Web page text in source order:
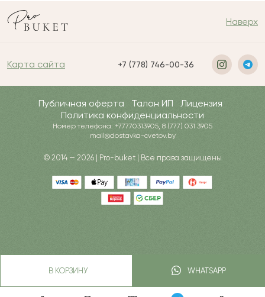
В КОРЗИНУ WHATSAPP
Наверх
Карта сайта +7 (778) 746-00-36
Публичная оферта Талон ИП
Лицензия
Политика конфиденциальности
Номер телефона: +77770313905, 8 (777) 031 3905
mail@dostavka-cvetov.by
© 2014 — 2026 | Pro-buket | Все права защищены